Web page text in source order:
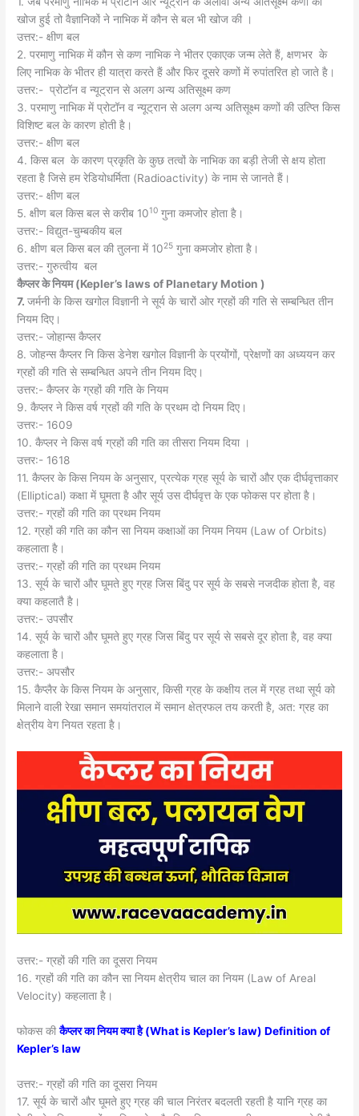
खोज हुई तो वैज्ञानिकों ने नाभिक में कौन से बल भी खोज की ।
उत्तर:- क्षीण बल
2. परमाणु नाभिक में कौन से कण नाभिक ने भीतर एकाएक जन्म लेते हैं, क्षणभर के
लिए नाभिक के भीतर ही यात्रा करते हैं और फिर दूसरे कणों में रुपांतरित हो जाते है।
उत्तर:- प्रोटॉन व न्यूट्रान से अलग अन्य अतिसूक्ष्म कण
3. परमाणु नाभिक में प्रोटॉन व न्यूट्रान से अलग अन्य अतिसूक्ष्म कणों की उत्प्ति किस
विशिष्ट बल के कारण होती है।
उत्तर:- क्षीण बल
4. किस बल के कारण प्रकृति के कुछ तत्वों के नाभिक का बड़ी तेजी से क्षय होता
रहता है जिसे हम रेडियोधर्मिता (Radioactivity) के नाम से जानते हैं।
उत्तर:- क्षीण बल
5. क्षीण बल किस बल से करीब 1010 गुना कमजोर होता है।
उत्तर:- विद्युत-चुम्बकीय बल
6. क्षीण बल किस बल की तुलना में 1025 गुना कमजोर होता है।
उत्तर:- गुरुत्वीय बल
कैप्लर के नियम (Kepler’s laws of Planetary Motion )
7.जर्मनी के किस खगोल विज्ञानी ने सूर्य के चारों ओर ग्रहों की गति से सम्बन्धित तीन
नियम दिए।
उत्तर:- जोहान्स कैप्लर
8. जोहन्स कैप्लर नि किस डेनेश खगोल विज्ञानी के प्रयोंगों, प्रेक्षणों का अध्ययन कर
ग्रहों की गति से सम्बन्धित अपने तीन नियम दिए।
उत्तर:- कैप्लर के ग्रहों की गति के नियम
9. कैप्लर ने किस वर्ष ग्रहों की गति के प्रथम दो नियम दिए।
उत्तर:- 1609
10. कैप्लर ने किस वर्ष ग्रहों की गति का तीसरा नियम दिया ।
उत्तर:- 1618
11. कैप्लर के किस नियम के अनुसार, प्रत्येक ग्रह सूर्य के चारों और एक दीर्घवृत्ताकार
(Elliptical) कक्षा में घूमता है और सूर्य उस दीर्घवृत्त के एक फोकस पर होता है।
उत्तर:- ग्रहों की गति का प्रथम नियम
12. ग्रहों की गति का कौन सा नियम कक्षाओं का नियम नियम (Law of Orbits)
कहलाता है।
उत्तर:- ग्रहों की गति का प्रथम नियम
13. सूर्य के चारों और घूमते हुए ग्रह जिस बिंदु पर सूर्य के सबसे नजदीक होता है, वह
क्या कहलातै है।
उत्तर:- उपसौर
14. सूर्य के चारों और घूमते हुए ग्रह जिस बिंदु पर सूर्य से सबसे दूर होता है, वह क्या
कहलाता है।
उत्तर:- अपसौर
15. कैप्लैर के किस नियम के अनुसार, किसी ग्रह के कक्षीय तल में ग्रह तथा सूर्य को
मिलाने वाली रेखा समान समयांतराल में समान क्षेत्रफल तय करती है, अत: ग्रह का
क्षेत्रीय वेग नियत रहता है।
उत्तर:- ग्रहों की गति का दूसरा नियम
16. ग्रहों की गति का कौन सा नियम क्षेत्रीय चाल का नियम (Law of Areal
Velocity) कहलाता है।
फोकस कीकैप्लर का नियम क्या है (What is Kepler’s law) Definition of
Kepler’s law
उत्तर:- ग्रहों की गति का दूसरा नियम
17. सूर्य के चारों और घूमते हुए ग्रह की चाल निरंतर बदलती रहती है यानि ग्रह का